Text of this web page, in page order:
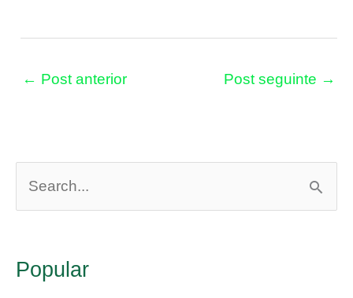
← Post anterior Post seguinte →
e
q
Popular